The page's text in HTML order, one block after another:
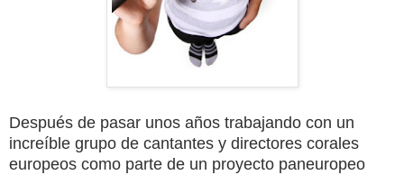
Después de pasar unos años trabajando con un
increíble grupo de cantantes y directores corales
europeos como parte de un proyecto paneuropeo